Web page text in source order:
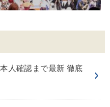
人確認まで最新 徹底